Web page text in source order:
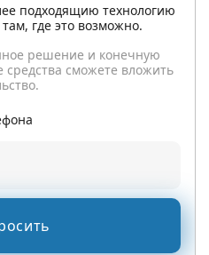
подходящию технологию
где это возможно.
решение и конечную
средства сможете вложить